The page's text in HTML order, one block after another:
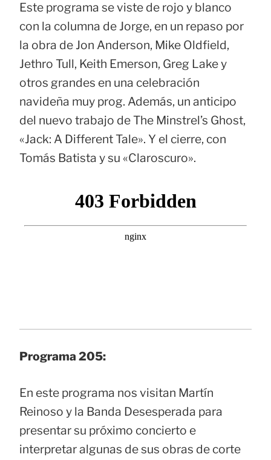
Este programa se viste de rojo y blanco
con la columna de Jorge, en un repaso por
la obra de Jon Anderson, Mike Oldfield,
Jethro Tull, Keith Emerson, Greg Lake y
otros grandes en una celebración
navideña muy prog. Además, un anticipo
del nuevo trabajo de The Minstrel’s Ghost,
«Jack: A Different Tale». Y el cierre, con
Tomás Batista y su «Claroscuro».
Programa 205:
En este programa nos visitan Martín
Reinoso y la Banda Desesperada para
presentar su próximo concierto e
interpretar algunas de sus obras de corte